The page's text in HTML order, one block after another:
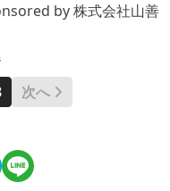
by 株式会社山善
次へ